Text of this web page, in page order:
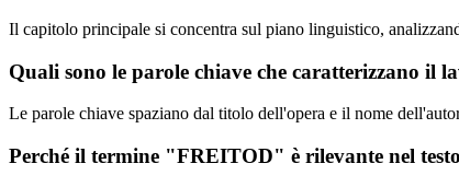
Il capitolo principale si concentra sul piano linguistico,
Quali sono le parole chiave che caratterizzano il
Le parole chiave spaziano dal titolo dell'opera e il nome
Perché il termine "FREITOD" è rilevante nel